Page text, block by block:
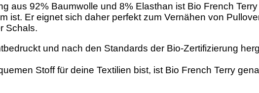
aus 92% Baumwolle und 8% Elasthan ist Bio French
ist. Er eignet sich daher perfekt zum Vernähen von
Schals.
und nach den Standards der Bio-Zertifizierung
Stoff für deine Textilien bist, ist Bio French Terry